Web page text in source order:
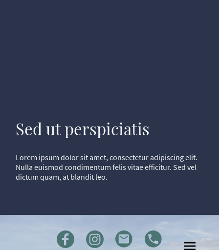
Sed ut perspiciatis
Lorem ipsum dolor sit amet, consectetur adipiscing elit.
Nulla euismod condimentum felis vitae efficitur. Sed vel
dictum quam, at blandit leo.